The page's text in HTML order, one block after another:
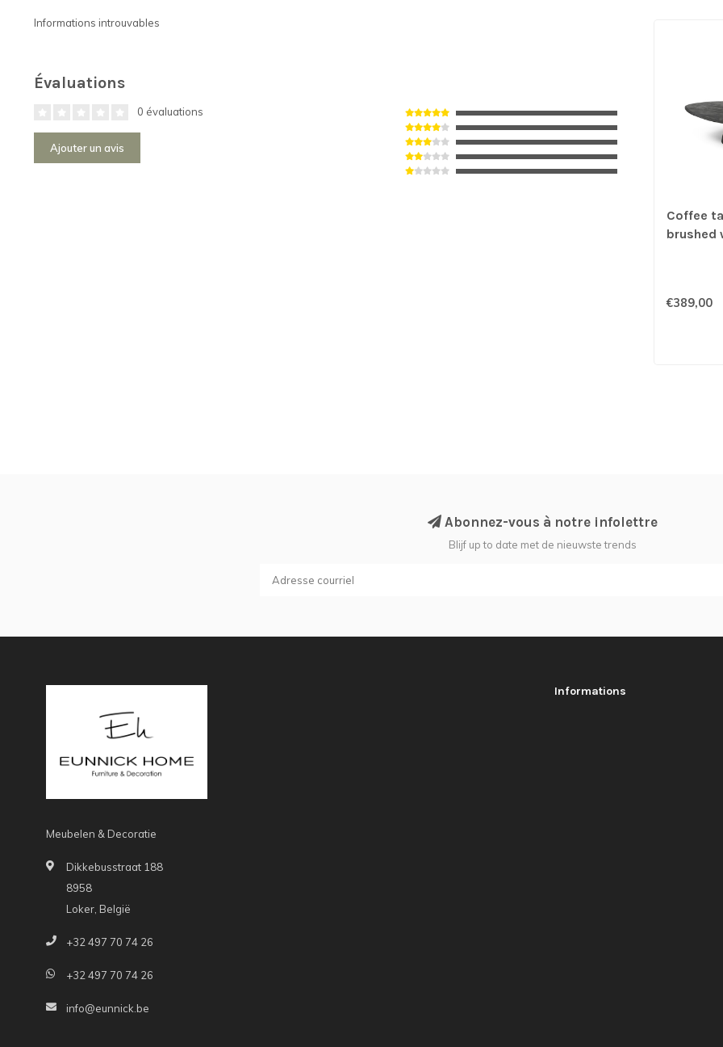
Informations introuvables
Évaluations
0 évaluations
Ajouter un avis
Coffee
brushed
€389,00
Abonnez-vous à notre infolettre
Blijf up to date met de nieuwste trends
Meubelen & Decoratie
Dikkebusstraat 188
8958
Loker, België
+32 497 70 74 26
+32 497 70 74 26
info@eunnick.be
Informations